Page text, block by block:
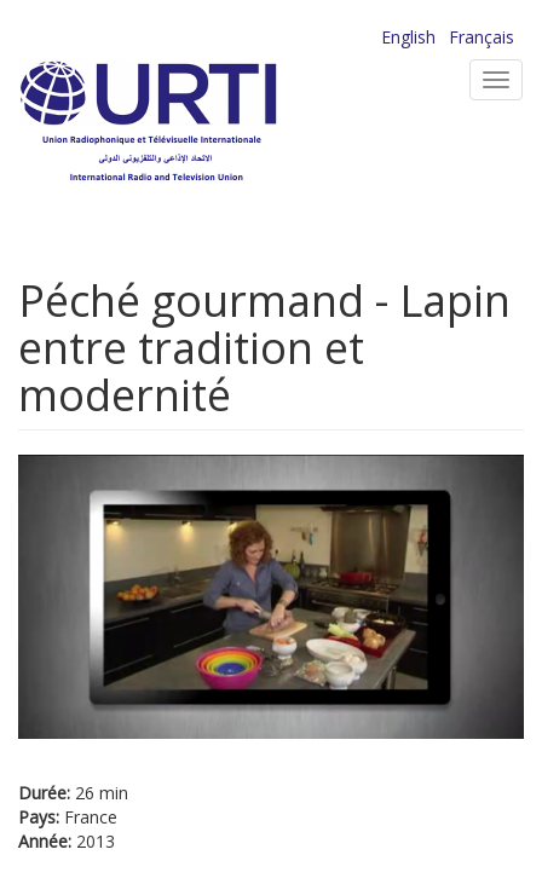
contenu
principal
English
Français
Péché gourmand - Lapin
entre tradition et
modernité
Durée: 26 min
Pays: France
Année: 2013